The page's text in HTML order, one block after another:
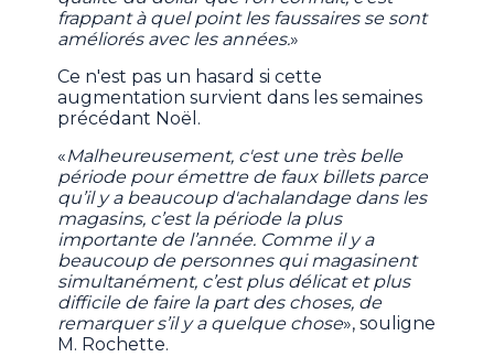
frappant à quel point les faussaires se sont
améliorés avec les années.»
Ce n'est pas un hasard si cette
augmentation survient dans les semaines
précédant Noël.
«Malheureusement, c'est une très belle
période pour émettre de faux billets parce
qu’il y a beaucoup d'achalandage dans les
magasins, c’est la période la plus
importante de l’année. Comme il y a
beaucoup de personnes qui magasinent
simultanément, c’est plus délicat et plus
difficile de faire la part des choses, de
remarquer s’il y a quelque chose», souligne
M. Rochette.